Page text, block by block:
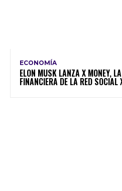
ECONOMÍA
ELON MUSK LANZA X MONEY,
FINANCIERA DE LA RED SOCIAL